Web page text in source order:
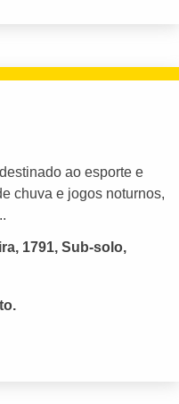
ao esporte e
chuva e jogos noturnos,
1791, Sub-solo,